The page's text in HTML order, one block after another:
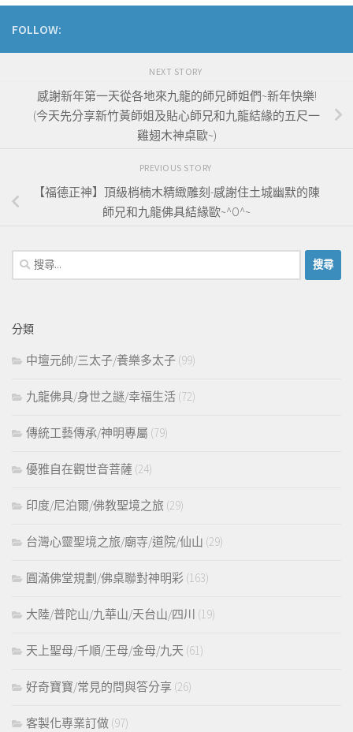
FOLLOW:
NEXT STORY
感謝新年第一天從各地來九龍的師兄師姐們~新年快樂!
(今天先分享新竹黃師姐及貼心師兄和九龍結緣的五尺一
雞翅木神桌歐~)
PREVIOUS STORY
【福德正神】頂級梢楠木精緻雕刻-感謝住土城幽默的陳
師兄和九龍佛具結緣歐~^O^~
搜
尋
字:
分類
中壇元帥/三太子/養樂多太子 (99)
九龍佛具/身世之謎/幸福生活 (72)
傳統工藝傳承/神明專屬 (79)
優雅自在觀世音菩薩 (24)
印度/尼泊爾/佛教聖境之旅 (29)
台灣心靈聖境之旅/廟寺/道院/仙山 (29)
圓滿佛堂規劃/佛桌聯對神明彩 (163)
大陸/普陀山/九華山/天台山/四川 (19)
天上聖母/千順/王母/金母/九天 (61)
好奇寶寶/常見的問與答分享 (26)
客製化專業訂做 (97)